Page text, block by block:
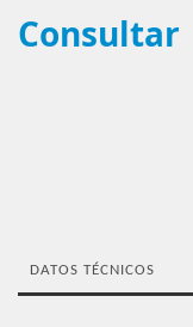
Consultar
DATOS TÉCNICOS